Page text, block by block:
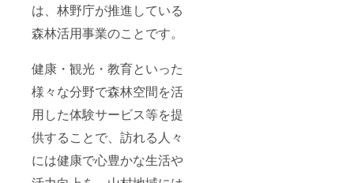
は、林野庁が推進している
森林活用事業のことです。
健康・観光・教育といった
様々な分野で森林空間を活
用した体験サービス等を提
供することで、訪れる人々
には健康で心豊かな生活や